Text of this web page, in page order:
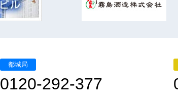
都城局
0120-292-377